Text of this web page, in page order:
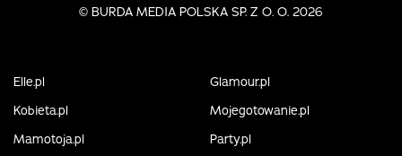
© BURDA MEDIA POLSKA SP. Z O. O. 2026
Elle.pl
Glamour.pl
Kobieta.pl
Mojegotowanie.pl
Mamotoja.pl
Party.pl